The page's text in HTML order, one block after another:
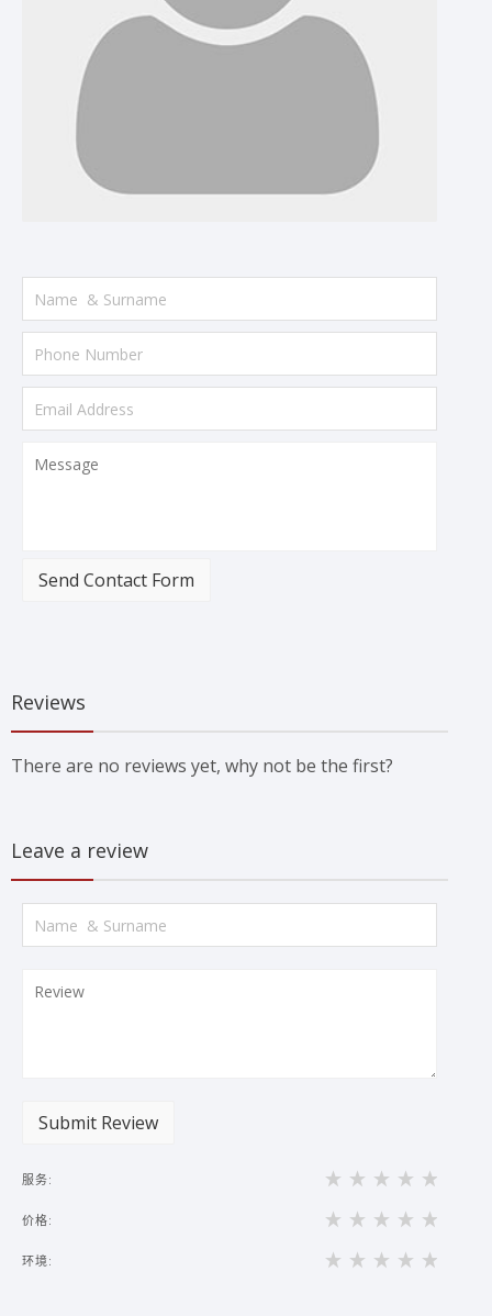
Send Contact Form
Reviews
There are no reviews yet, why not be the first?
Leave a review
Submit Review
服务:
价格:
环境: